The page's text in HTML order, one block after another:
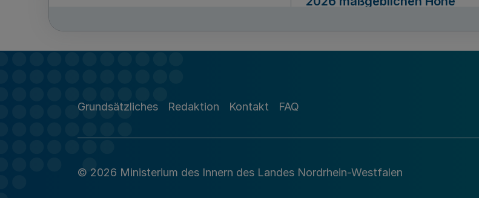
Richtlinie zur Durchführung
Grundsätzliches Redaktion Kontakt FAQ
© 2026 Ministerium des Innern des Landes Nordrhein-Westfalen